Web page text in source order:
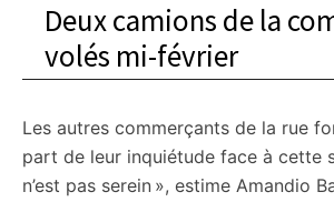
Deux camions de la
volés mi-février
Les autres commerçants de la rue
part de leur inquiétude face à cette
n’est pas serein », estime Amandio